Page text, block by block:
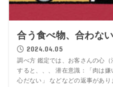
合う食べ物、合わな
2024.04.05
調べ方 鑑定では、お客さんの心（
すると、、、 潜在意識：「肉は
心だない」 などなどの返事があ